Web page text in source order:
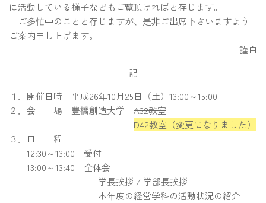
に活動している様子などもご覧頂ければと存じます。
ご多忙中のことと存じますが、是非ご出席下さいますよう
ご案内申し上げます。
謹白
記
１．開催日時 平成26年10月25日（土）13:00～15:00
２．会 場 豊橋創造大学 A32教室
D42教室（変更になりました）
３．日 程
12:30～13:00 受付
13:00～13:40 全体会
学長挨拶 / 学部長挨拶
本年度の経営学科の活動状況の紹介